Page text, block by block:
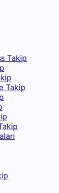
Takip
Takip